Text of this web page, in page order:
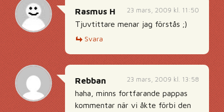
23 mars, 2009 kl. 11:50
Rasmus H
Tjuvtittare menar jag förstås ;)
Svara
23 mars, 2009 kl. 13:58
Rebban
haha, minns fortfarande pappas
kommentar när vi åkte förbi den